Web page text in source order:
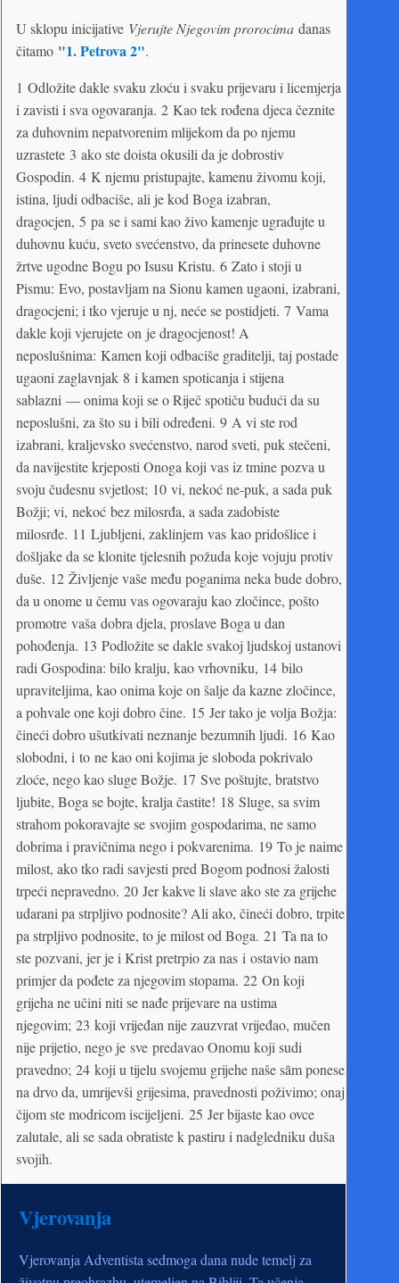
U sklopu inicijative Vjerujte Njegovim prorocima danas
čitamo "1. Petrova 2".
1 Odložite dakle svaku zloću i svaku prijevaru i licemjerja
i zavisti i sva ogovaranja. 2 Kao tek rođena djeca čeznite
za duhovnim nepatvorenim mlijekom da po njemu
uzrastete 3 ako ste doista okusili da je dobrostiv
Gospodin. 4 K njemu pristupajte, kamenu živomu koji,
istina, ljudi odbaciše, ali je kod Boga izabran,
dragocjen, 5 pa se i sami kao živo kamenje ugrađujte u
duhovnu kuću, sveto svećenstvo, da prinesete duhovne
žrtve ugodne Bogu po Isusu Kristu. 6 Zato i stoji u
Pismu: Evo, postavljam na Sionu kamen ugaoni, izabrani,
dragocjeni; i tko vjeruje u nj, neće se postidjeti. 7 Vama
dakle koji vjerujete on je dragocjenost! A
neposlušnima: Kamen koji odbaciše graditelji, taj postade
ugaoni zaglavnjak 8 i kamen spoticanja i stijena
sablazni — onima koji se o Riječ spotiču budući da su
neposlušni, za što su i bili određeni. 9 A vi ste rod
izabrani, kraljevsko svećenstvo, narod sveti, puk stečeni,
da navijestite krjeposti Onoga koji vas iz tmine pozva u
svoju čudesnu svjetlost; 10 vi, nekoć ne-puk, a sada puk
Božji; vi, nekoć bez milosrđa, a sada zadobiste
milosrđe. 11 Ljubljeni, zaklinjem vas kao pridošlice i
došljake da se klonite tjelesnih požuda koje vojuju protiv
duše. 12 Življenje vaše među poganima neka bude dobro,
da u onome u čemu vas ogovaraju kao zločince, pošto
promotre vaša dobra djela, proslave Boga u dan
pohođenja. 13 Podložite se dakle svakoj ljudskoj ustanovi
radi Gospodina: bilo kralju, kao vrhovniku, 14 bilo
upraviteljima, kao onima koje on šalje da kazne zločince,
a pohvale one koji dobro čine. 15 Jer tako je volja Božja:
čineći dobro ušutkivati neznanje bezumnih ljudi. 16 Kao
slobodni, i to ne kao oni kojima je sloboda pokrivalo
zloće, nego kao sluge Božje. 17 Sve poštujte, bratstvo
ljubite, Boga se bojte, kralja častite! 18 Sluge, sa svim
strahom pokoravajte se svojim gospodarima, ne samo
dobrima i pravičnima nego i pokvarenima. 19 To je naime
milost, ako tko radi savjesti pred Bogom podnosi žalosti
trpeći nepravedno. 20 Jer kakve li slave ako ste za grijehe
udarani pa strpljivo podnosite? Ali ako, čineći dobro, trpite
pa strpljivo podnosite, to je milost od Boga. 21 Ta na to
ste pozvani, jer je i Krist pretrpio za nas i ostavio nam
primjer da pođete za njegovim stopama. 22 On koji
grijeha ne učini niti se nađe prijevare na ustima
njegovim; 23 koji vrijeđan nije zauzvrat vrijeđao, mučen
nije prijetio, nego je sve predavao Onomu koji sudi
pravedno; 24 koji u tijelu svojemu grijehe naše sȃm ponese
na drvo da, umrijevši grijesima, pravednosti poživimo; onaj
čijom ste modricom iscijeljeni. 25 Jer bijaste kao ovce
zalutale, ali se sada obratiste k pastiru i nadgledniku duša
svojih.
Vjerovanja
Vjerovanja Adventista sedmoga dana nude temelj za